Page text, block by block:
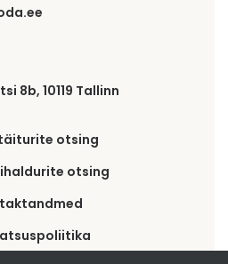
8b, 10119 Tallinn
otsing
otsing